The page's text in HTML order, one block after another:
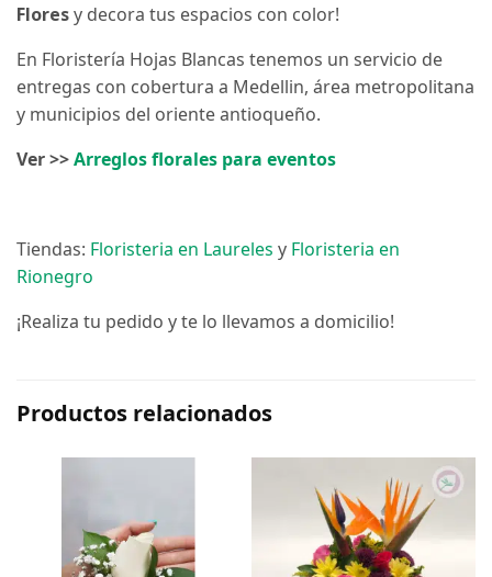
Floresy decora tus espacios con color!
En Floristería Hojas Blancas tenemos un servicio de
entregas con cobertura a Medellin, área metropolitana
y municipios del oriente antioqueño.
Ver >>Arreglos florales para eventos
Tiendas: Floristeria en Laureles y Floristeria en
Rionegro
¡Realiza tu pedido y te lo llevamos a domicilio!
Productos relacionados